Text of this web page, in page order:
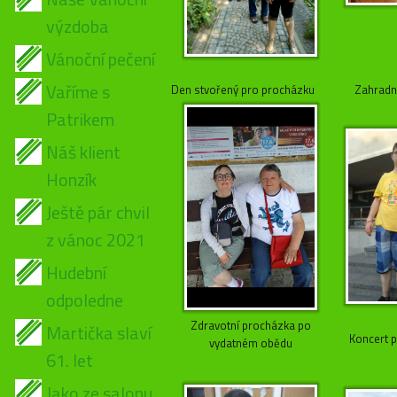
výzdoba
Vánoční pečení
Vaříme s
Patrikem
Náš klient
Honzík
Ještě pár chvil
z vánoc 2021
Hudební
odpoledne
Martička slaví
61. let
Den stvořený pro procházku
Zdravotní procházka po
vydatném obědu
Koncert